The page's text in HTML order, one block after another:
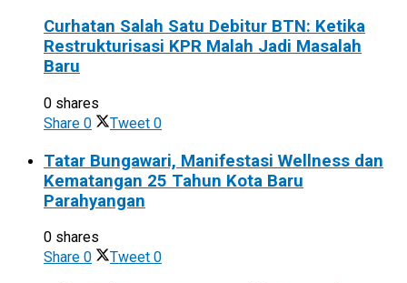
Curhatan Salah Satu Debitur BTN: Ketika
Restrukturisasi KPR Malah Jadi Masalah
Baru
0 shares
Share 0 Tweet 0
Tatar Bungawari, Manifestasi Wellness dan
Kematangan 25 Tahun Kota Baru
Parahyangan
0 shares
Share 0 Tweet 0